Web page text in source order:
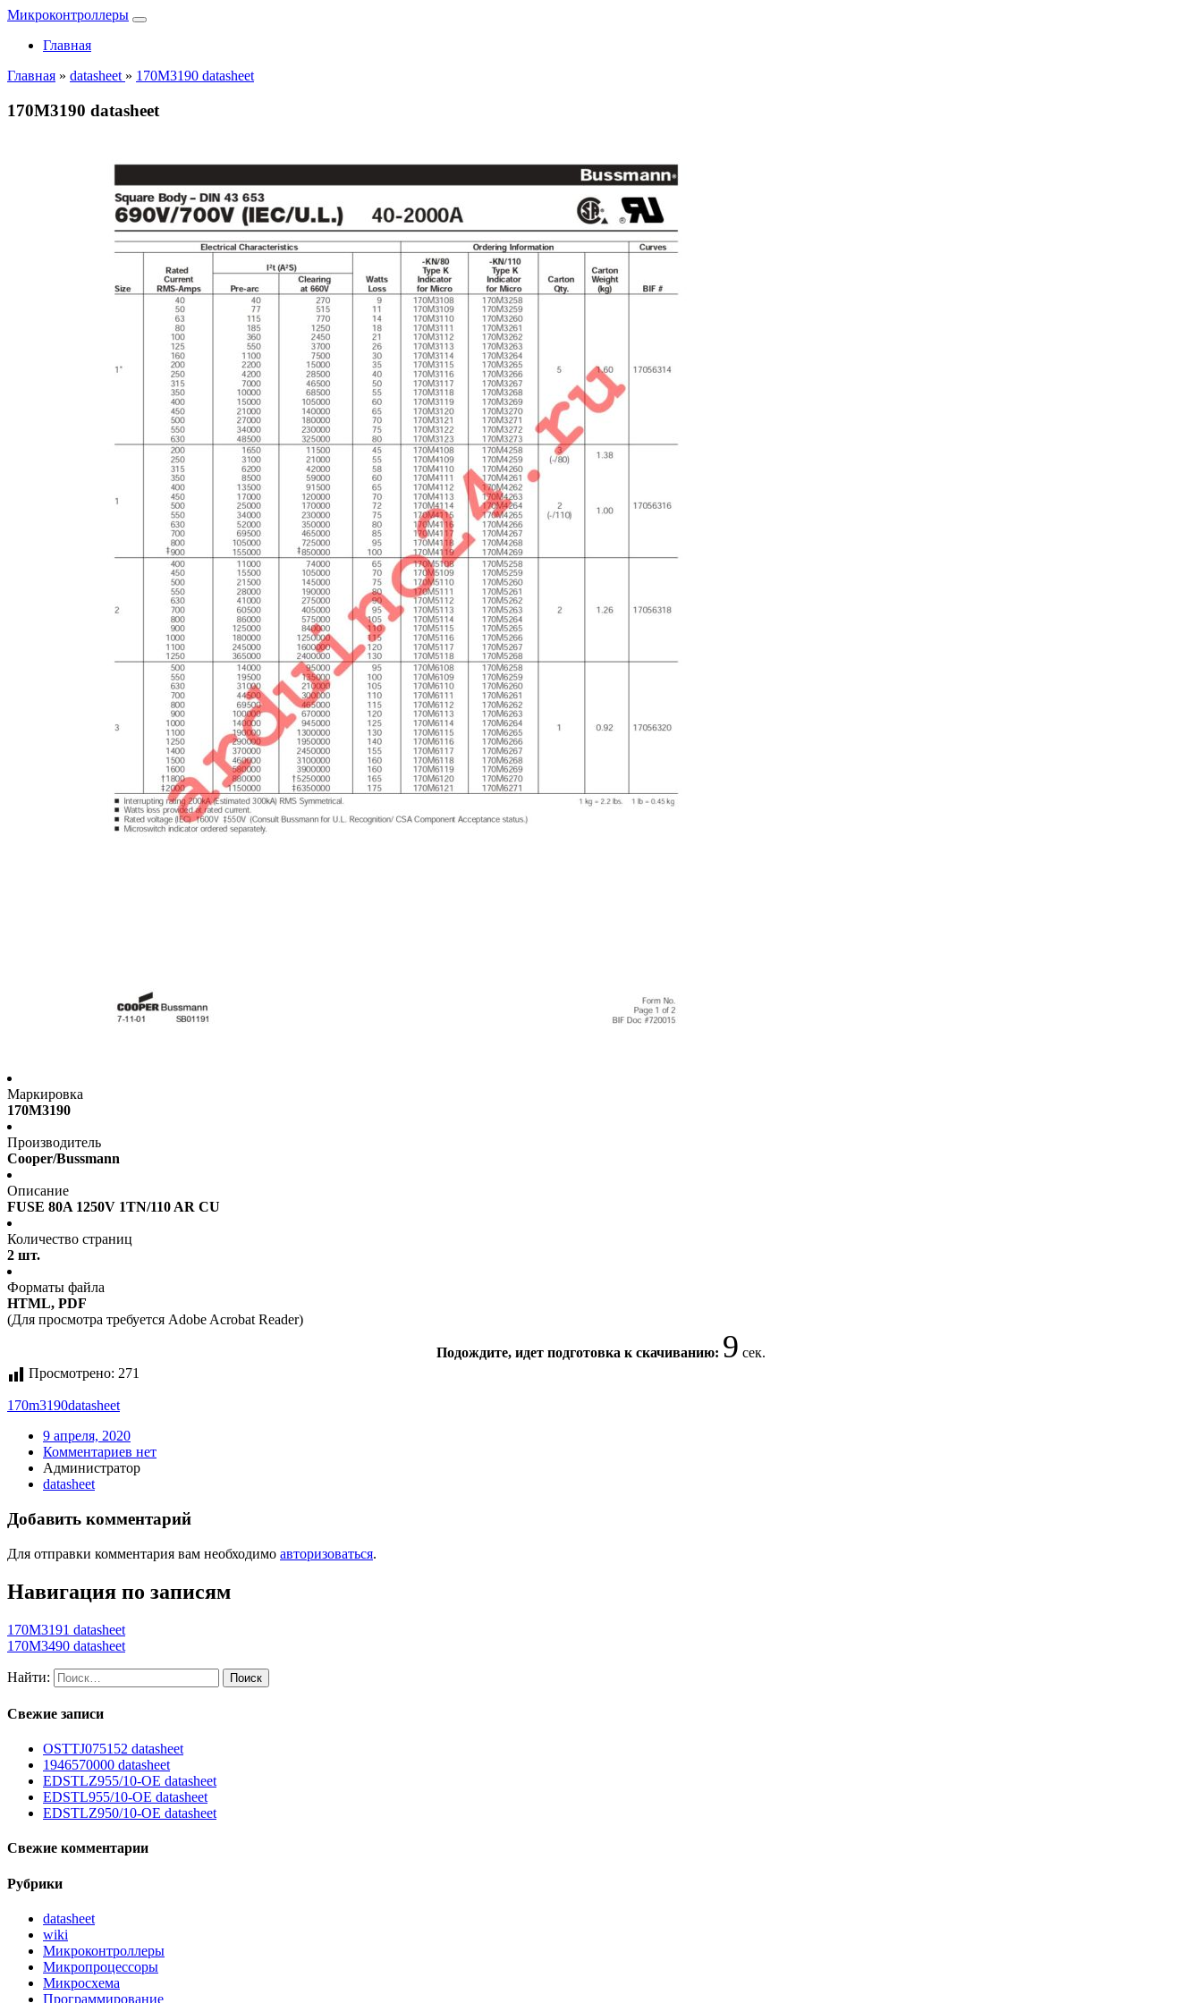
Микроконтроллеры
Главная
Главная » datasheet » 170M3190 datasheet
170M3190 datasheet
Маркировка
170M3190
Производитель
Cooper/Bussmann
Описание
FUSE 80A 1250V 1TN/110 AR CU
Количество страниц
2 шт.
Форматы файла
HTML, PDF
(Для просмотра требуется Adobe Acrobat Reader)
Подождите, идет подготовка к скачиванию: 9 сек.
Просмотрено: 271
170m3190datasheet
9 апреля, 2020
Комментариев нет
Администратор
datasheet
Добавить комментарий
Для отправки комментария вам необходимо авторизоваться.
Навигация по записям
170M3191 datasheet
170M3490 datasheet
Найти:
Свежие записи
OSTTJ075152 datasheet
1946570000 datasheet
EDSTLZ955/10-OE datasheet
EDSTL955/10-OE datasheet
EDSTLZ950/10-OE datasheet
Свежие комментарии
Рубрики
datasheet
wiki
Микроконтроллеры
Микропроцессоры
Микросхема
Программирование